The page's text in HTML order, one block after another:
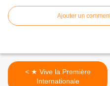
Ajouter un
< ★ Vive la Première
Internationale